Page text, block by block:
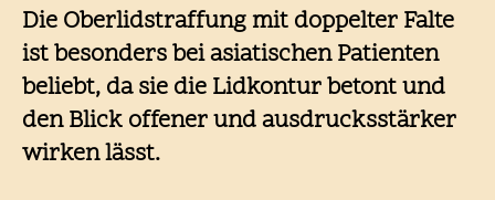
Die Oberlidstraffung mit doppelter Falte
ist besonders bei asiatischen Patienten
beliebt, da sie die Lidkontur betont und
den Blick offener und ausdrucksstärker
wirken lässt.